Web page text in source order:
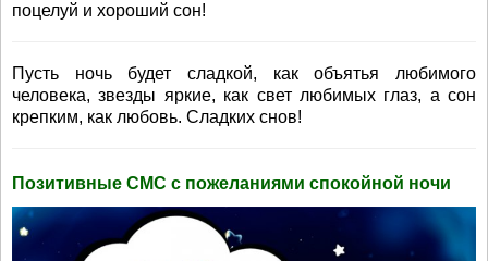
поцелуй и хороший сон!
Пусть ночь будет сладкой, как объятья любимого
человека, звезды яркие, как свет любимых глаз, а сон
крепким, как любовь. Сладких снов!
Позитивные СМС с пожеланиями спокойной ночи